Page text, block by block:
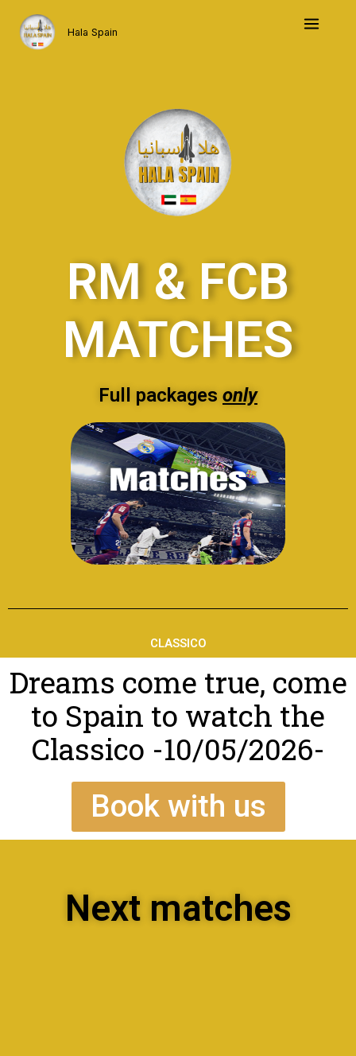
content
Hala Spain
RM & FCB
MATCHES
Full packages only
CLASSICO
Dreams come true, come
to Spain to watch the
Classico -10/05/2026-
Book with us
Next matches